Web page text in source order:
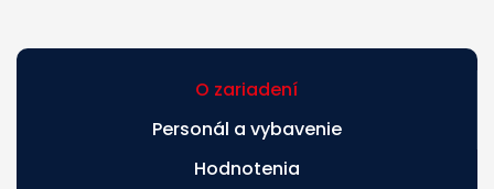
O zariadení
Personál a vybavenie
Hodnotenia